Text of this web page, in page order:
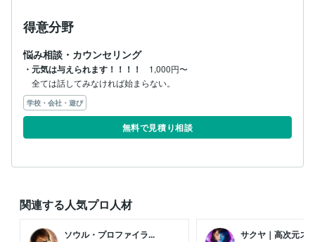
得意分野
悩み相談・カウンセリング
・元気は与えられます！！！！
1,000円〜
全ては話してみなければ始まらない。
学校・会社・遊び
無料で見積り相談
関連する人気プロ人材
ソウル・プロファイラ... サクヤ｜高次元ス